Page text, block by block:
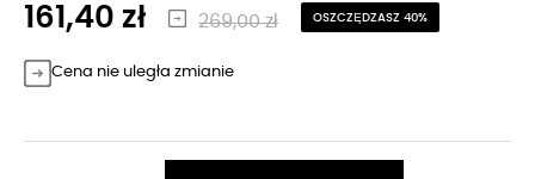
161,40 zł 269,00 zł OSZCZĘDZASZ 40%
Cena nie uległa zmianie